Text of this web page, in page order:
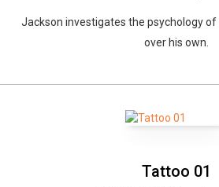
Jackson investigates the psychology
over his own.
Tattoo 01
Facebook